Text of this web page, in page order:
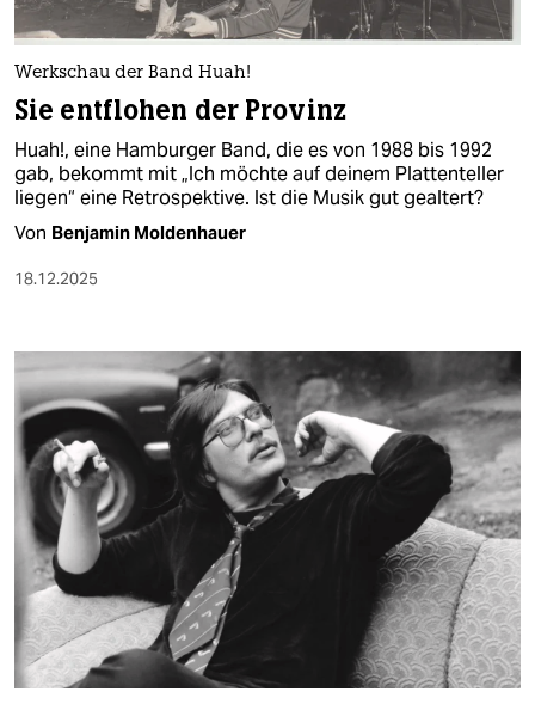
Werkschau der Band Huah!
Sie entflohen der Provinz
Huah!, eine Hamburger Band, die es von 1988 bis 1992
gab, bekommt mit „Ich möchte auf deinem Plattenteller
liegen“ eine Retrospektive. Ist die Musik gut gealtert?
Von Benjamin Moldenhauer
18.12.2025